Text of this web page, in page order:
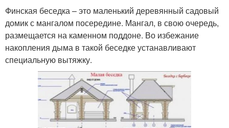
Финская беседка – это маленький деревянный садовый
домик с мангалом посередине. Мангал, в свою очередь,
размещается на каменном поддоне. Во избежание
накопления дыма в такой беседке устанавливают
специальную вытяжку.